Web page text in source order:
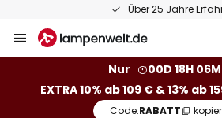
Über 25 Jahre
Inhalt
Nur
00D 18H
EXTRA 10% ab 109 € & 13% ab
Code:RABATT